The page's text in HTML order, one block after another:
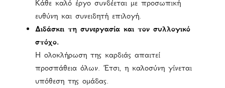
Κάθε καλό έργο συνδέεται με προσωπική
ευθύνη και συνειδητή επιλογή.
Διδάσκει τη συνεργασία και τον συλλογικό
στόχο.
Η ολοκλήρωση της καρδιάς απαιτεί
προσπάθεια όλων. Έτσι, η καλοσύνη γίνεται
υπόθεση της ομάδας.